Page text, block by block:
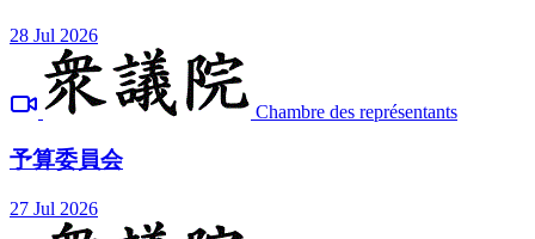
28 Jul 2026
Chambre des représentants
予算委員会
27 Jul 2026